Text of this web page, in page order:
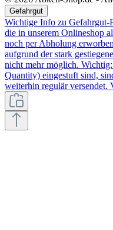
Gefahrgut
Wichtige Info zu Gefahrgut-
die in unserem Onlineshop
noch per Abholung
aufgrund der stark
nicht mehr möglich.
Quantity) eingestuft sind,
weiterhin regulär